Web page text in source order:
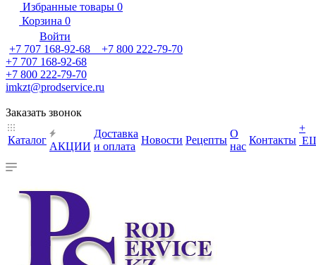
Избранные товары 0
Корзина 0
Войти
+7 707 168-92-68 +7 800 222-79-70
+7 707 168-92-68
+7 800 222-79-70
imkzt@prodservice.ru
Заказать звонок
Каталог
АКЦИИ
Доставка
и оплата
Новости Рецепты
О
нас
Контакты
+